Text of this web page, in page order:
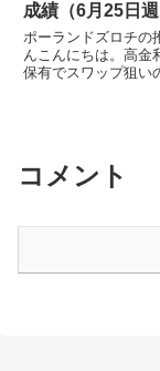
成績（6月25日週
ポーランドズロチ
んこんにちは。高金
保有でスワップ狙い
ロチとチェココルナ
す。両国とも利上げ
打...
コメント